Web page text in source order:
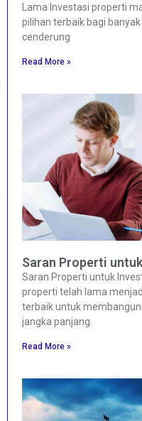
Lama Investasi properti
pilihan terbaik bagi
cenderung
Read More »
Saran Properti
Saran Properti untuk
properti telah lama
terbaik untuk
jangka panjang.
Read More »